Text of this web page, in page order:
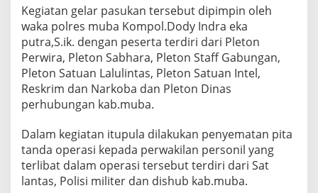
s
u
b
a
G
e
l
a
P
a
s
u
k
Kegiatan gelar pasukan tersebut dipimpin oleh
waka polres muba Kompol.Dody Indra eka
putra,S.ik. dengan peserta terdiri dari Pleton
Perwira, Pleton Sabhara, Pleton Staff Gabungan,
Pleton Satuan Lalulintas, Pleton Satuan Intel,
Reskrim dan Narkoba dan Pleton Dinas
perhubungan kab.muba.
Dalam kegiatan itupula dilakukan penyematan pita
tanda operasi kepada perwakilan personil yang
terlibat dalam operasi tersebut terdiri dari Sat
lantas, Polisi militer dan dishub kab.muba.